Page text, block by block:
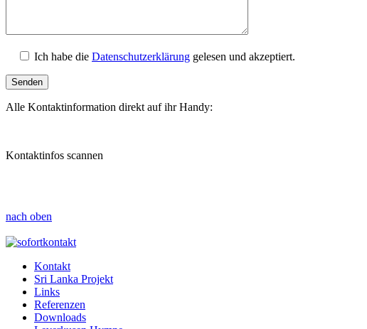
Ich habe die Datenschutzerklärung gelesen und akzeptiert.
Alle Kontaktinformation direkt auf ihr Handy:
Kontaktinfos scannen
nach oben
Kontakt
Sri Lanka Projekt
Links
Referenzen
Downloads